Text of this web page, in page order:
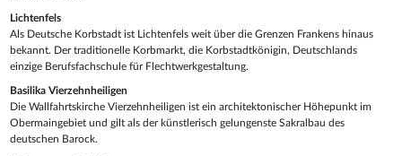
Lichtenfels
Als Deutsche Korbstadt ist Lichtenfels weit über die Grenzen Frankens hinaus
bekannt. Der traditionelle Korbmarkt, die Korbstadtkönigin, Deutschlands
einzige Berufsfachschule für Flechtwerkgestaltung.
Basilika Vierzehnheiligen
Die Wallfahrtskirche Vierzehnheiligen ist ein architektonischer Höhepunkt im
Obermaingebiet und gilt als der künstlerisch gelungenste Sakralbau des
deutschen Barock.